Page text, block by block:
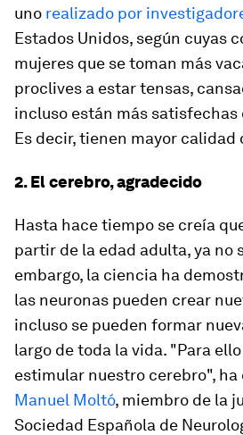
uno realizado por
Estados Unidos, según cuyas
mujeres que se toman más
proclives a estar tensas,
incluso están más satisfechas
Es decir, tienen mayor calidad
2. El cerebro, agradecido
Hasta hace tiempo se creía
partir de la edad adulta, ya no
embargo, la ciencia ha
las neuronas pueden crear
incluso se pueden formar
largo de toda la vida. "Para
estimular nuestro cerebro", ha
Manuel Moltó, miembro de la
Sociedad Española de